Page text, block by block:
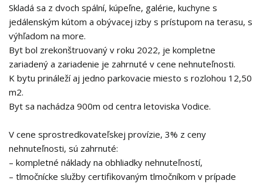
Skladá sa z dvoch spální, kúpeľne, galérie, kuchyne s
jedálenským kútom a obývacej izby s prístupom na terasu, s
výhľadom na more.
Byt bol zrekonštruovaný v roku 2022, je kompletne
zariadený a zariadenie je zahrnuté v cene nehnuteľnosti.
K bytu prináleží aj jedno parkovacie miesto s rozlohou 12,50
m2.
Byt sa nachádza 900m od centra letoviska Vodice.
V cene sprostredkovateľskej provízie, 3% z ceny
nehnuteľnosti, sú zahrnuté:
– kompletné náklady na obhliadky nehnuteľností,
– tlmočnícke služby certifikovaným tlmočníkom v prípade